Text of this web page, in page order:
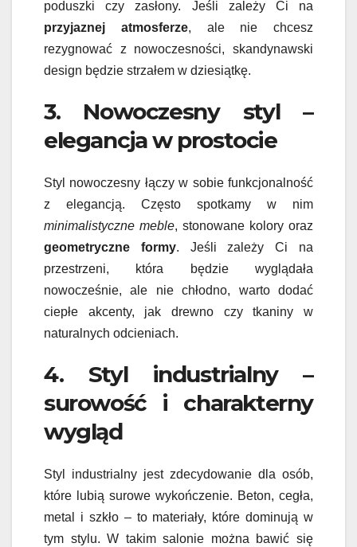
poduszki czy zasłony. Jeśli zależy Ci na
przyjaznej atmosferze, ale nie chcesz
rezygnować z nowoczesności, skandynawski
design będzie strzałem w dziesiątkę.
3. Nowoczesny styl –
elegancja w prostocie
Styl nowoczesny łączy w sobie funkcjonalność
z elegancją. Często spotkamy w nim
minimalistyczne meble, stonowane kolory oraz
geometryczne formy. Jeśli zależy Ci na
przestrzeni, która będzie wyglądała
nowocześnie, ale nie chłodno, warto dodać
ciepłe akcenty, jak drewno czy tkaniny w
naturalnych odcieniach.
4. Styl industrialny –
surowość i charakterny
wygląd
Styl industrialny jest zdecydowanie dla osób,
które lubią surowe wykończenie. Beton, cegła,
metal i szkło – to materiały, które dominują w
tym stylu. W takim salonie można bawić się